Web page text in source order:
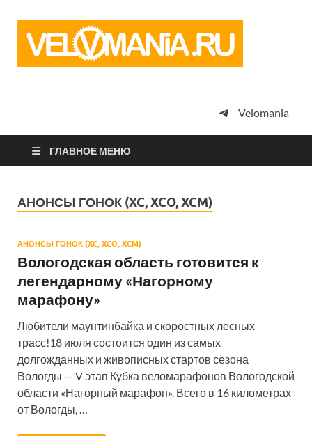
просто
Velomania
ГЛАВНОЕ МЕНЮ
АНОНСЫ ГОНОК (XC, XCO, XCM)
АНОНСЫ ГОНОК (XC, XCO, XCM)
Вологодская область готовится к
легендарному «Нагорному
марафону»
Любители маунтинбайка и скоростных лесных
трасс!18 июля состоится один из самых
долгожданных и живописных стартов сезона
Вологды — V этап Кубка веломарафонов Вологодской
области «Нагорный марафон». Всего в 16 километрах
от Вологды, …